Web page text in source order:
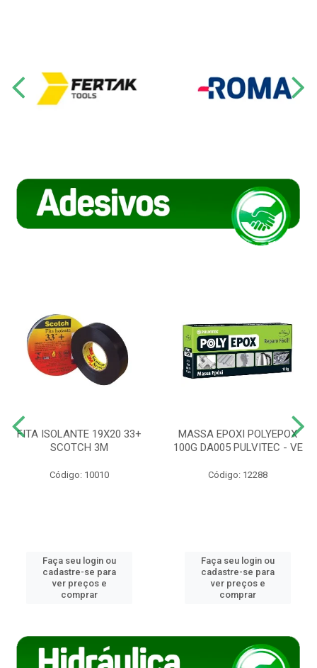
FITA ISOLANTE 19X20 33+
SCOTCH 3M
Código: 10010
Faça seu login ou
cadastre-se para
ver preços e
comprar
MASSA EPOXI POLYEPOX
100G DA005 PULVITEC - VE
Código: 12288
Faça seu login ou
cadastre-se para
ver preços e
comprar